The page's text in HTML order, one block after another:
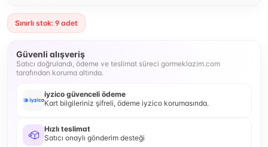
Sınırlı stok: 9 adet
Güvenli alışveriş
Satıcı doğrulandı, ödeme ve teslimat süreci gormeklazim.com
tarafından koruma altında.
iyzico güvenceli ödeme
Kart bilgileriniz şifreli, ödeme iyzico korumasında.
Hızlı teslimat
Satıcı onaylı gönderim desteği